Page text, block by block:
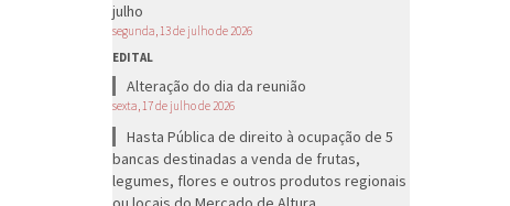
julho
segunda, 13 de julho de 2026
EDITAL
Alteração do dia da reunião
sexta, 17 de julho de 2026
Hasta Pública de direito à ocupação de 5
bancas destinadas a venda de frutas,
legumes, flores e outros produtos regionais